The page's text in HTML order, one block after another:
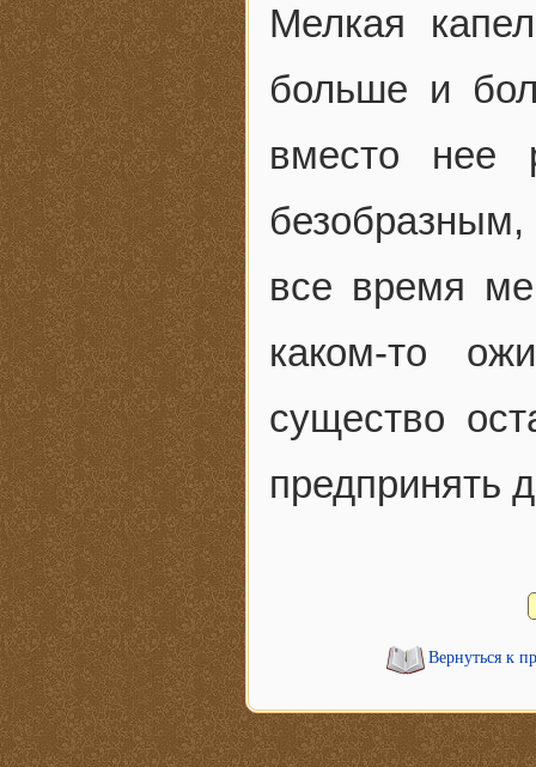
Мелкая
больше и
вместо нее
все время
каком-то
существо
предпринять
Вернуться к